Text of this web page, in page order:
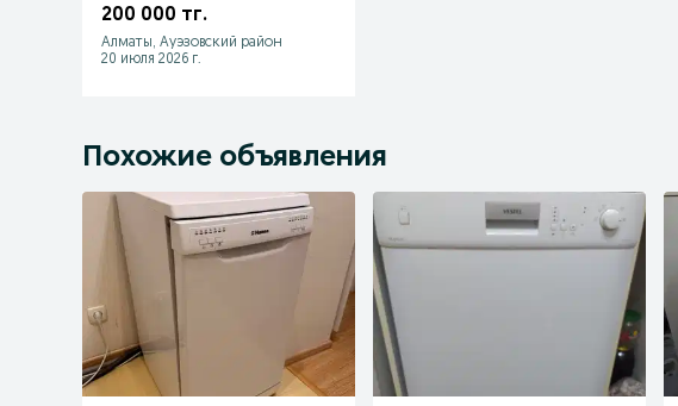
200 000 тг.
Алматы, Ауэзовский район
20 июля 2026 г.
Похожие объявления